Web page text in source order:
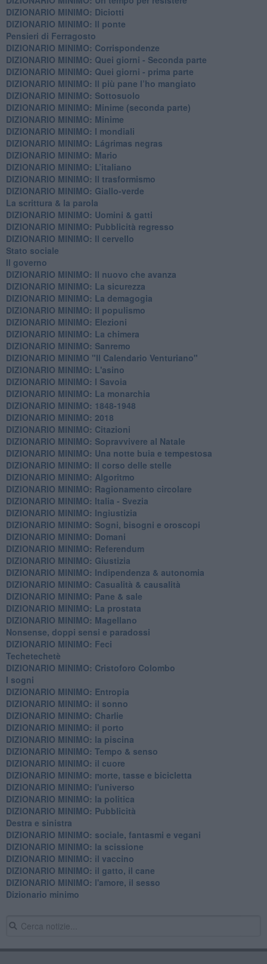
DIZIONARIO MINIMO: Diciotti
DIZIONARIO MINIMO: Il ponte
Pensieri di Ferragosto
DIZIONARIO MINIMO: Corrispondenze
DIZIONARIO MINIMO: Quei giorni - Seconda parte
DIZIONARIO MINIMO: Quei giorni - prima parte
DIZIONARIO MINIMO: Il più pane l’ho mangiato
DIZIONARIO MINIMO: Sottosuolo
DIZIONARIO MINIMO: Minime (seconda parte)
DIZIONARIO MINIMO: Minime
DIZIONARIO MINIMO: ​I mondiali
DIZIONARIO MINIMO: ​Lágrimas negras
DIZIONARIO MINIMO: Mario
DIZIONARIO MINIMO: L’italiano
DIZIONARIO MINIMO: Il trasformismo
DIZIONARIO MINIMO: Giallo-verde
La scrittura & la parola
​DIZIONARIO MINIMO: Uomini & gatti
DIZIONARIO MINIMO: ​Pubblicità regresso
DIZIONARIO MINIMO: Il cervello
Stato sociale
Il governo
DIZIONARIO MINIMO: Il nuovo che avanza
DIZIONARIO MINIMO: La sicurezza
DIZIONARIO MINIMO: La demagogia
DIZIONARIO MINIMO: Il populismo
DIZIONARIO MINIMO: Elezioni
DIZIONARIO MINIMO: La chimera
DIZIONARIO MINIMO: Sanremo
DIZIONARIO MINIMO "Il Calendario Venturiano"
DIZIONARIO MINIMO: L'asino
DIZIONARIO MINIMO: I Savoia
DIZIONARIO MINIMO: La monarchia
DIZIONARIO MINIMO: 1848-1948
DIZIONARIO MINIMO: 2018
DIZIONARIO MINIMO: Citazioni
DIZIONARIO MINIMO: ​Sopravvivere al Natale
DIZIONARIO MINIMO: ​Una notte buia e tempestosa
DIZIONARIO MINIMO: Il corso delle stelle
DIZIONARIO MINIMO: Algoritmo
DIZIONARIO MINIMO: Ragionamento circolare
DIZIONARIO MINIMO: Italia - Svezia
DIZIONARIO MINIMO: ​Ingiustizia
DIZIONARIO MINIMO: ​Sogni, bisogni e oroscopi
DIZIONARIO MINIMO: Domani
DIZIONARIO MINIMO: Referendum
DIZIONARIO MINIMO: Giustizia
DIZIONARIO MINIMO: ​Indipendenza & autonomia
DIZIONARIO MINIMO: ​Casualità & causalità
​DIZIONARIO MINIMO: Pane & sale
DIZIONARIO MINIMO: La prostata
​DIZIONARIO MINIMO: Magellano
Nonsense, doppi sensi e paradossi
DIZIONARIO MINIMO: Feci
Techetechetè
DIZIONARIO MINIMO: Cristoforo Colombo
I sogni
DIZIONARIO MINIMO: Entropia
DIZIONARIO MINIMO: il sonno
DIZIONARIO MINIMO: Charlie
DIZIONARIO MINIMO: il porto
DIZIONARIO MINIMO: la piscina
DIZIONARIO MINIMO: Tempo & senso
DIZIONARIO MINIMO: il cuore
DIZIONARIO MINIMO: morte, tasse e bicicletta
DIZIONARIO MINIMO: l'universo
DIZIONARIO MINIMO: la politica
DIZIONARIO MINIMO: Pubblicità
Destra e sinistra
DIZIONARIO MINIMO: sociale, fantasmi e vegani
DIZIONARIO MINIMO: la scissione
DIZIONARIO MINIMO: il vaccino
DIZIONARIO MINIMO: il gatto, il cane
DIZIONARIO MINIMO: l'amore, il sesso
Dizionario minimo